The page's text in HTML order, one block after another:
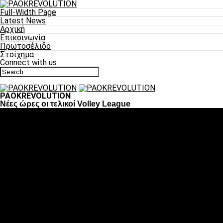
Full-Width Page
Latest News
Αρχική
Επικοινωνία
Πρωτοσέλιδο
Στοίχημα
Connect with us
PAOKREVOLUTION
Νέες ώρες οι τελικοί Volley League